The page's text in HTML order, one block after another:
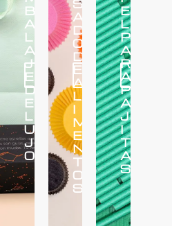
B
A
L
A
J
E
D
E
L
U
J
O
Más
S
A
D
O
D
E
A
L
I
M
E
N
T
O
S
Más
E
L
P
A
R
A
P
A
J
I
T
A
S